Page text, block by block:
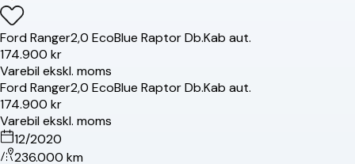
FordRanger2,0 EcoBlue Raptor Db.Kab aut.
174.900 kr
Varebil ekskl. moms
FordRanger2,0 EcoBlue Raptor Db.Kab aut.
174.900 kr
Varebil ekskl. moms
12/2020
236.000 km